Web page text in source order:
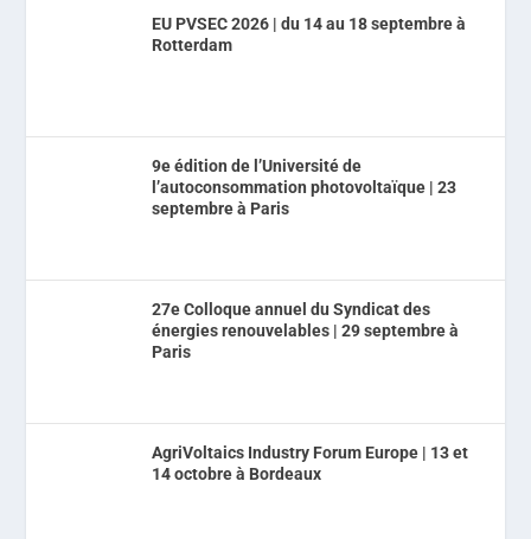
EU PVSEC 2026 | du 14 au 18 septembre à
Rotterdam
9e édition de l’Université de
l’autoconsommation photovoltaïque | 23
septembre à Paris
27e Colloque annuel du Syndicat des
énergies renouvelables | 29 septembre à
Paris
AgriVoltaics Industry Forum Europe | 13 et
14 octobre à Bordeaux